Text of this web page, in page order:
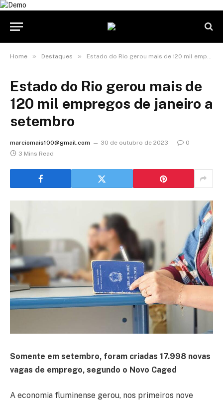
Home » Destaques » Estado do Rio gerou mais de 120 mil empregos de janeiro a setembro
Estado do Rio gerou mais de
120 mil empregos de janeiro a
setembro
marciomais100@gmail.com 30 de outubro de 2023
0
3 Mins Read
Somente em setembro, foram criadas 17.998 novas
vagas de emprego, segundo o Novo Caged
A economia fluminense gerou, nos primeiros nove